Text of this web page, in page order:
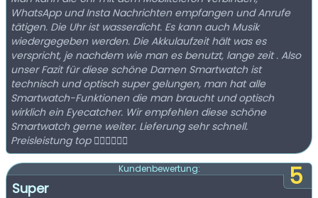
WhatsApp und Insta Nachrichten empfangen und Anrufe
tätigen. Die Uhr ist wasserdicht. Es kann auch Musik
wiedergegeben werden. Die Akkulaufzeit hält was es
verspricht, je nachdem wie man es benutzt, lange zeit . Also
unser Fazit für diese schöne Damen Smartwatch ist
technisch und optisch super gelungen, man hat alle
Smartwatch-Funktionen die man braucht und optisch
wirklich ein Eyecatcher. Wir empfehlen diese schöne
Smartwatch gerne weiter. Lieferung sehr schnell.
Preisleistung top 👍🏻👍🏻👍🏻
5
Kundenbewertung:
Super